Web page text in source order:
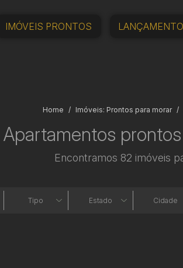
IMÓVEIS PRONTOS
Home Imóveis: Prontos para morar
Apartamentos
Encontramos 82 imóveis
Tipo Estado Cidade